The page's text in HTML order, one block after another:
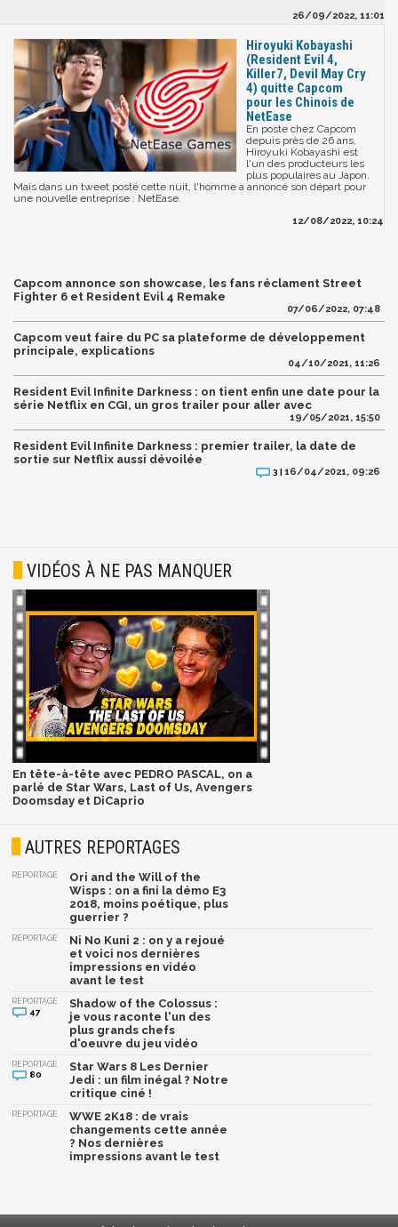
26/09/2022, 11:01
Hiroyuki Kobayashi
(Resident Evil 4,
Killer7, Devil May Cry
4) quitte Capcom
pour les Chinois de
NetEase
En poste chez Capcom
depuis près de 26 ans,
Hiroyuki Kobayashi est
l'un des producteurs les
plus populaires au Japon.
Mais dans un tweet posté cette nuit, l'homme a annoncé son départ pour
une nouvelle entreprise : NetEase.
12/08/2022, 10:24
Capcom annonce son showcase, les fans réclament Street
Fighter 6 et Resident Evil 4 Remake
07/06/2022, 07:48
Capcom veut faire du PC sa plateforme de développement
principale, explications
04/10/2021, 11:26
Resident Evil Infinite Darkness : on tient enfin une date pour la
série Netflix en CGI, un gros trailer pour aller avec
19/05/2021, 15:50
Resident Evil Infinite Darkness : premier trailer, la date de
sortie sur Netflix aussi dévoilée
3 |16/04/2021, 09:26
VIDÉOS À NE PAS MANQUER
En tête-à-tête avec PEDRO PASCAL, on a
parlé de Star Wars, Last of Us, Avengers
Doomsday et DiCaprio
AUTRES REPORTAGES
REPORTAGE
Ori and the Will of the
Wisps : on a fini la démo E3
2018, moins poétique, plus
guerrier ?
REPORTAGE
Ni No Kuni 2 : on y a rejoué
et voici nos dernières
impressions en vidéo
avant le test
REPORTAGE
47
Shadow of the Colossus :
je vous raconte l'un des
plus grands chefs
d'oeuvre du jeu vidéo
REPORTAGE
80
Star Wars 8 Les Dernier
Jedi : un film inégal ? Notre
critique ciné !
REPORTAGE
WWE 2K18 : de vrais
changements cette année
? Nos dernières
impressions avant le test